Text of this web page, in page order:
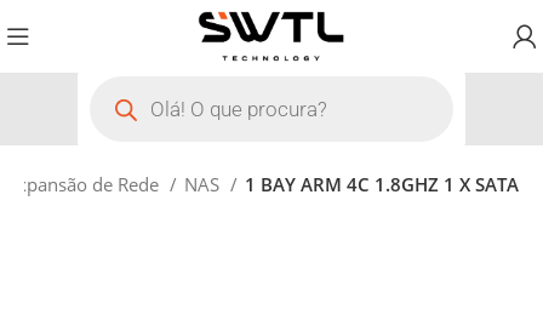
Expansão de Rede NAS 1 BAY ARM 4C 1.8GHZ 1 X SATA